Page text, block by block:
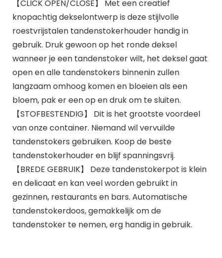
【CLICK OPEN/CLOSE】 Met een creatief
knopachtig dekselontwerp is deze stijlvolle
roestvrijstalen tandenstokerhouder handig in
gebruik. Druk gewoon op het ronde deksel
wanneer je een tandenstoker wilt, het deksel gaat
open en alle tandenstokers binnenin zullen
langzaam omhoog komen en bloeien als een
bloem, pak er een op en druk om te sluiten.
【STOFBESTENDIG】 Dit is het grootste voordeel
van onze container. Niemand wil vervuilde
tandenstokers gebruiken. Koop de beste
tandenstokerhouder en blijf spanningsvrij.
【BREDE GEBRUIK】 Deze tandenstokerpot is klein
en delicaat en kan veel worden gebruikt in
gezinnen, restaurants en bars. Automatische
tandenstokerdoos, gemakkelijk om de
tandenstoker te nemen, erg handig in gebruik.